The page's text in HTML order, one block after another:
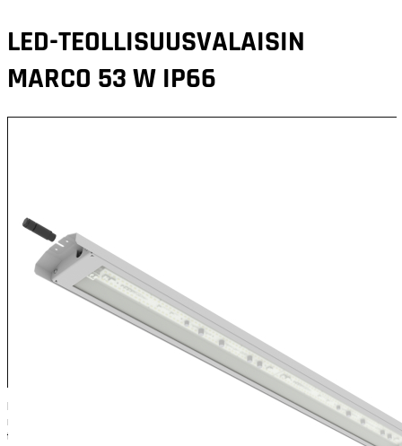
LED-TEOLLISUUSVALAISIN
MARCO 53 W IP66
Erityisen matalarunkoinen MARCO-valaisin on koostaan huolimatta
robusti ja mekaanisesti hyvin kestävä soveltuen erinomaisesti
teollisuuden haastaviin olosuhteisiin.